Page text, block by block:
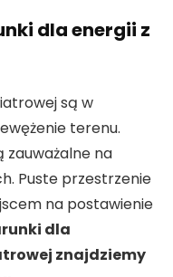
dla energii z
są w
terenu.
zauważalne na
Puste przestrzenie
na postawienie
dla
znajdziemy